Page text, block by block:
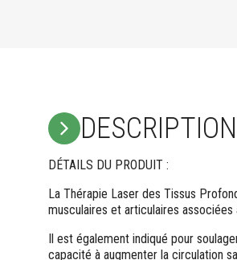
DESCRIPTION
DÉTAILS DU PRODUIT :
La Thérapie Laser des Tissus
musculaires et articulaires
Il est également indiqué pour
capacité à augmenter la circulation